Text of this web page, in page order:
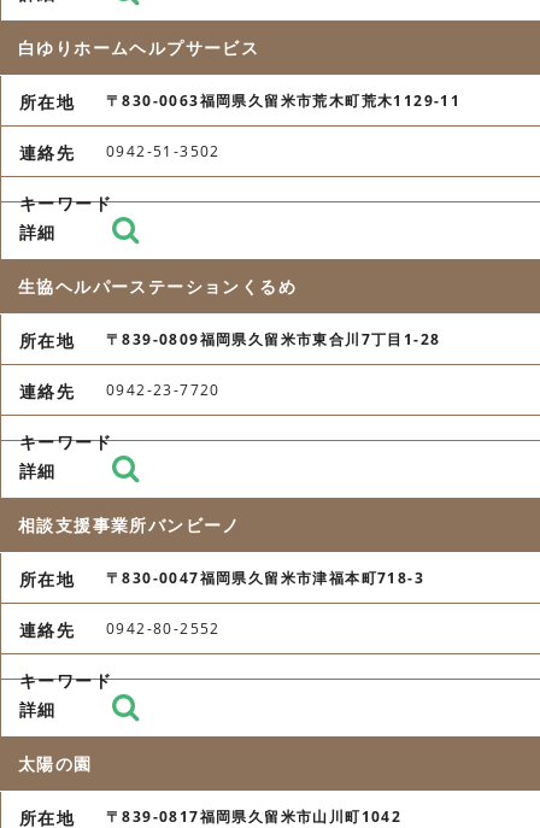
白ゆりホームヘルプサービス
〒830-0063福岡県久留米市荒木町荒木1129-11
0942-51-3502
生協ヘルパーステーションくるめ
〒839-0809福岡県久留米市東合川7丁目1-28
0942-23-7720
相談支援事業所バンビーノ
〒830-0047福岡県久留米市津福本町718-3
0942-80-2552
太陽の園
〒839-0817福岡県久留米市山川町1042